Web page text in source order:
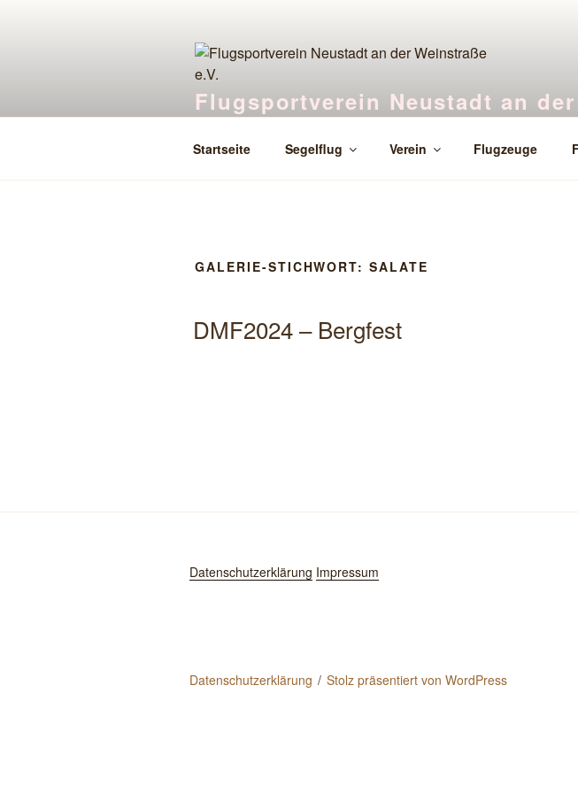
Flugsportverein Neustadt an der
Startseite Segelflug Verein Flugzeuge
GALERIE-STICHWORT:SALATE
DMF2024 – Bergfest
Datenschutzerklärung Impressum
Datenschutzerklärung Stolz präsentiert von WordPress